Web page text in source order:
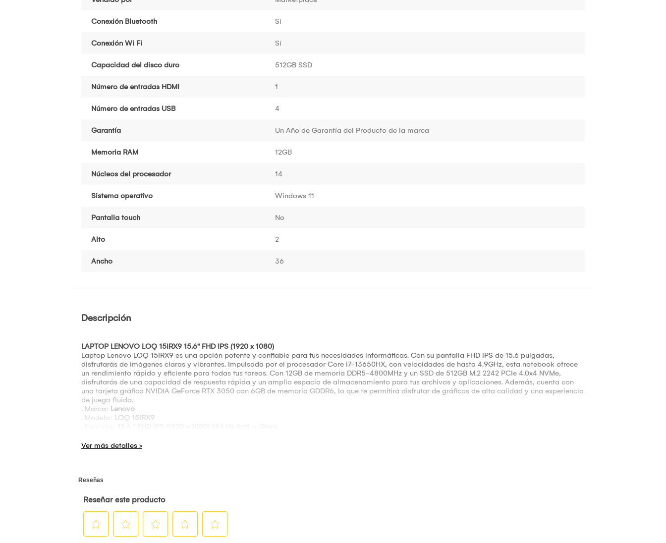
Conexión Bluetooth Sí
Conexión Wi Fi Sí
Capacidad del disco duro 512GB SSD
Número de entradas HDMI 1
Número de entradas USB 4
Garantía Un Año de Garantía del Producto de la marca
Memoria RAM 12GB
Núcleos del procesador 14
Sistema operativo Windows 11
Pantalla touch No
Alto 2
Ancho 36
Descripción
LAPTOP LENOVO LOQ 15IRX9 15.6" FHD IPS (1920 x 1080)
Laptop Lenovo LOQ 15IRX9 es una opción potente y confiable para tus necesidades informáticas. Con su pantalla FHD IPS de 15.6 pulgadas,
disfrutarás de imágenes claras y vibrantes. Impulsada por el procesador Core i7-13650HX, con velocidades de hasta 4.9GHz, esta notebook ofrece
un rendimiento rápido y eficiente para todas tus tareas. Con 12GB de memoria DDR5-4800MHz y un SSD de 512GB M.2 2242 PCIe 4.0x4 NVMe,
disfrutarás de una capacidad de respuesta rápida y un amplio espacio de almacenamiento para tus archivos y aplicaciones. Además, cuenta con
una tarjeta gráfica NVIDIA GeForce RTX 3050 con 6GB de memoria GDDR6, lo que te permitirá disfrutar de gráficos de alta calidad y una experiencia
de juego fluida.
. Marca: Lenovo
. Modelo: LOQ 15IRX9
. Procesador:Intel Core i7-13650HX – 13va Generación
. Numero de Ranuras :
. Capacidad de Almacenamiento:
Tarjeta Gráfica
. Conectividad
: BLUETOOTH–WIFI – HDMI – USB - LAN
. Conexión :WIFI 6
. Puerto Ethernet : Velocidad 100 MB/S (RJ-45)